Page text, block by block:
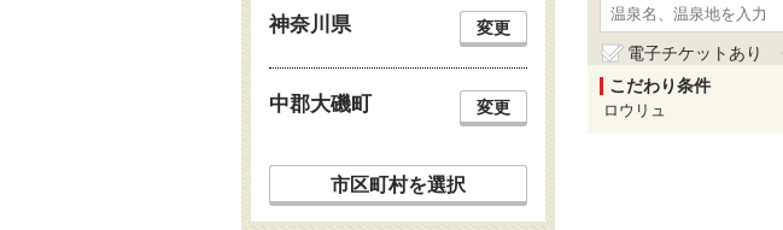
電子チケットあり
こだわり条件
ロウリュ
神奈川県 変更
中郡大磯町 変更
市区町村を選択